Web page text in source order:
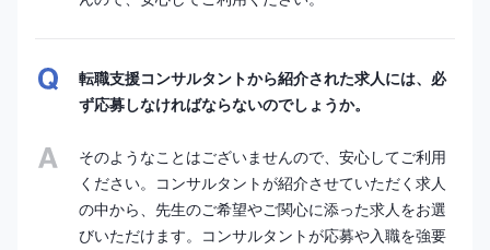
転職支援コンサルタントから紹介された求人には、必
ず応募しなければならないのでしょうか。
そのようなことはございませんので、安心してご利用
ください。コンサルタントが紹介させていただく求人
の中から、先生のご希望やご関心に添った求人をお選
びいただけます。コンサルタントが応募や入職を強要